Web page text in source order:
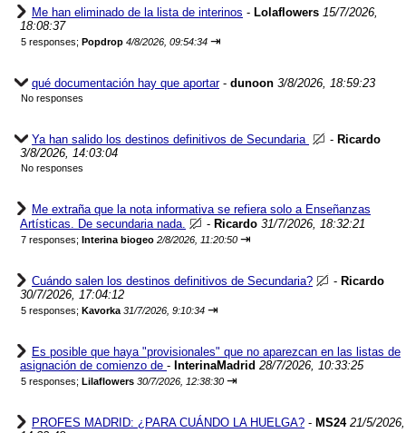
Me han eliminado de la lista de interinos - Lolaflowers 15/7/2026,
18:08:37
5 responses; Popdrop 4/8/2026, 09:54:34 ⇥
qué documentación hay que aportar- dunoon 3/8/2026, 18:59:23
No responses
Ya han salido los destinos definitivos de Secundaria - Ricardo
3/8/2026, 14:03:04
No responses
Me extraña que la nota informativa se refiera solo a Enseñanzas
Artísticas. De secundaria nada.
- Ricardo 31/7/2026, 18:32:21
7 responses; Interina biogeo 2/8/2026, 11:20:50 ⇥
Cuándo salen los destinos definitivos de Secundaria? - Ricardo
30/7/2026, 17:04:12
5 responses; Kavorka 31/7/2026, 9:10:34 ⇥
Es posible que haya "provisionales" que no aparezcan en las listas de
asignación de comienzo de - InterinaMadrid 28/7/2026, 10:33:25
5 responses; Lilaflowers 30/7/2026, 12:38:30 ⇥
PROFES MADRID: ¿PARA CUÁNDO LA HUELGA? - MS24 21/5/2026,